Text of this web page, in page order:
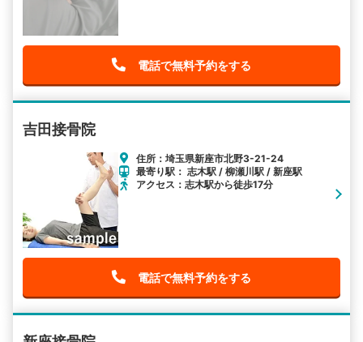
電話で無料予約をする
吉田接骨院
住所：埼玉県新座市北野3-21-24
最寄り駅： 志木駅 / 柳瀬川駅 / 新座駅
アクセス：志木駅から徒歩17分
電話で無料予約をする